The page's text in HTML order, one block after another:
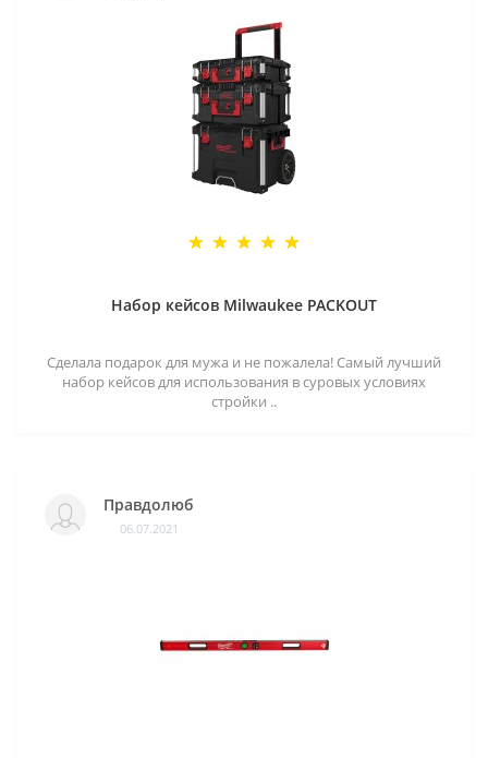
Набор кейсов Milwaukee PACKOUT
Сделала подарок для мужа и не пожалела! Самый лучший
набор кейсов для использования в суровых условиях
стройки ..
Правдолюб
06.07.2021